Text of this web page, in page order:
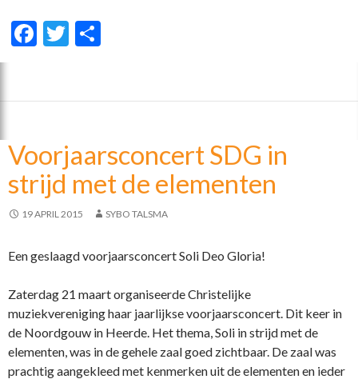
F
b
o
k
T
er n
Voorjaarsconcert SDG in
strijd met de elementen
19 APRIL 2015 SYBO TALSMA
Een geslaagd voorjaarsconcert Soli Deo Gloria!
Zaterdag 21 maart organiseerde Christelijke
muziekvereniging haar jaarlijkse voorjaarsconcert. Dit keer in
de Noordgouw in Heerde. Het thema, Soli in strijd met de
elementen, was in de gehele zaal goed zichtbaar. De zaal was
prachtig aangekleed met kenmerken uit de elementen en ieder